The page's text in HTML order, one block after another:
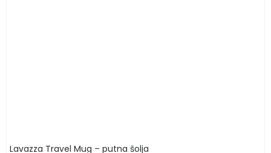
Lavazza Travel Mug – putna šolja